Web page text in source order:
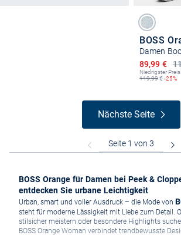
BOSS
89,99 €
Niedrigster
119,99€ -25%
Nächste Seite
BOSS Orange für Damen bei Peek &
entdecken Sie urbane Leichtigkeit
Urban, smart und voller Ausdruck – die Mode von
steht für moderne Lässigkeit mit Liebe zum Detail.
stilsicher meistern oder besondere Highlights
BOSS Orange Woman verbindet trendbewusste